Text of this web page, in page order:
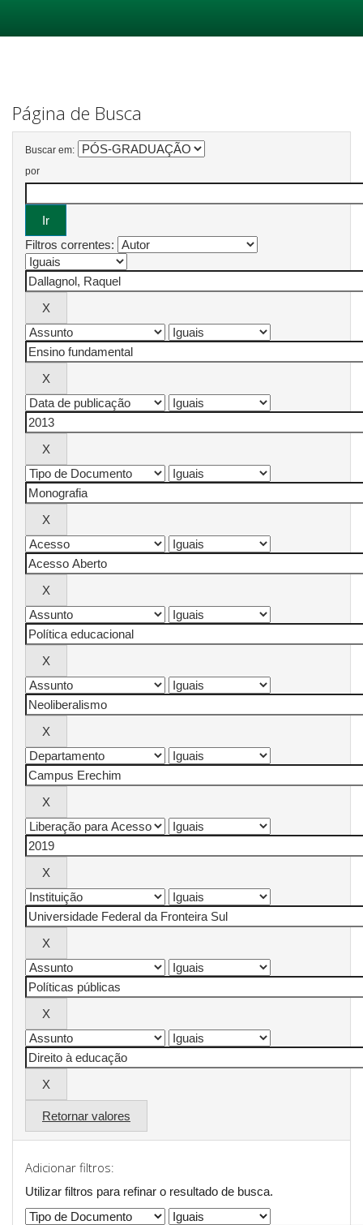
Página de Busca
Buscar em:
por
Filtros correntes:
Retornar valores
Adicionar filtros:
Utilizar filtros para refinar o resultado de busca.